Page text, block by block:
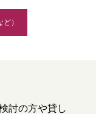
）
討の方や貸し